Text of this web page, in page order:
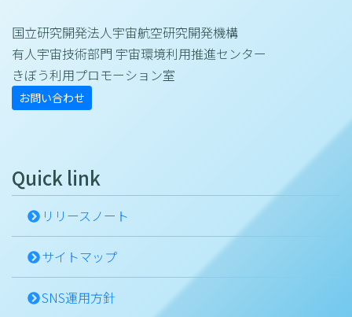
国立研究開発法人宇宙航空研究開発機構
有人宇宙技術部門 宇宙環境利用推進センター
きぼう利用プロモーション室
お問い合わせ
Quick link
リリースノート
サイトマップ
SNS運用方針